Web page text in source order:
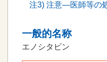
注3) 注意―医師等の
一般的名称
エノシタビン